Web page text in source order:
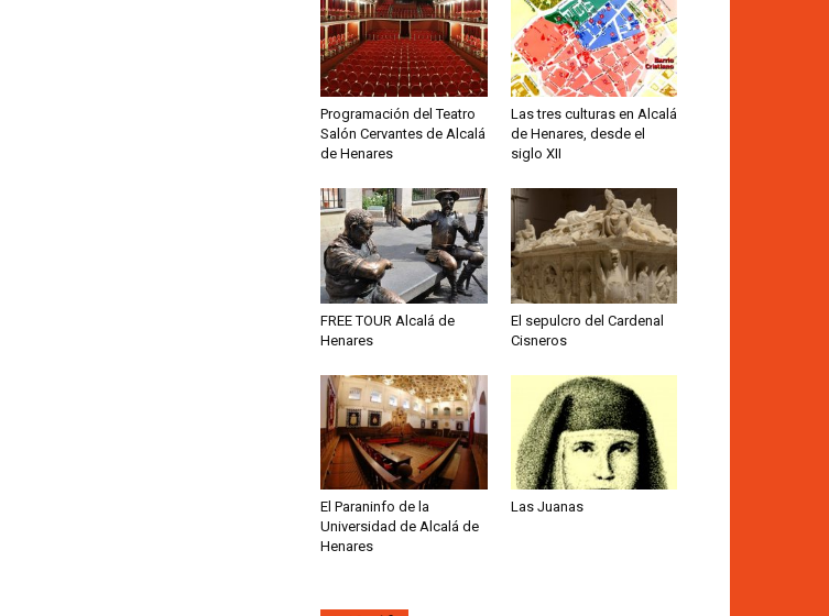
Programación del Teatro
Salón Cervantes de Alcalá
de Henares
Las tres culturas en Alcalá
de Henares, desde el
siglo XII
FREE TOUR Alcalá de
Henares
El sepulcro del Cardenal
Cisneros
El Paraninfo de la
Universidad de Alcalá de
Henares
Las Juanas